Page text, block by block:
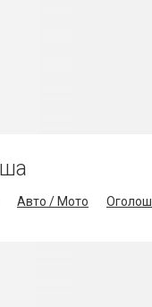
Авто / Мото